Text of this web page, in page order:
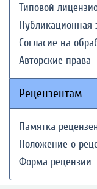
Типовой
Публикационная
Согласие на
Авторские права
Рецензентам
Памятка
Положение о
Форма рецензии